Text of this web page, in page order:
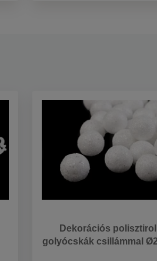
Dekorációs polisztirol
golyócskák csillámmal